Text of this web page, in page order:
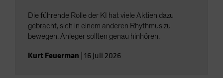
Die führende Rolle der KI hat viele Aktien dazu
gebracht, sich in einem anderen Rhythmus zu
bewegen. Anleger sollten genau hinhören.
Kurt Feuerman 16 Juli 2026